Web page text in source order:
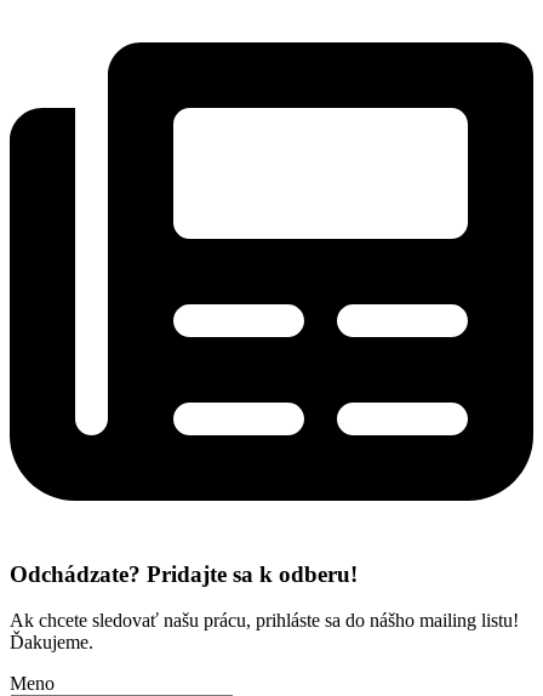
Odchádzate? Pridajte sa k odberu!
Ak chcete sledovať našu prácu, prihláste sa do nášho mailing listu!
Ďakujeme.
Meno